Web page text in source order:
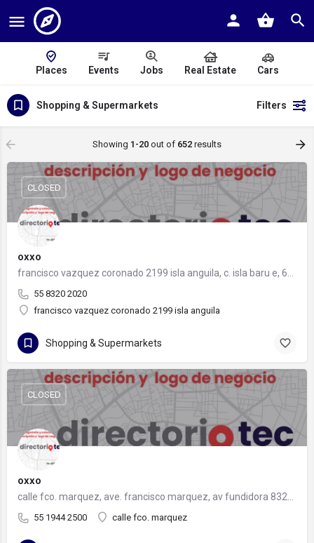
Places Events Jobs Real Estate Cars
Shopping & Supermarkets Filters
Showing 1-20 out of 652 results
oxxo
55 8320 2020
francisco vazquez coronado 2199 isla anguila
CLOSED
Shopping & Supermarkets
oxxo
55 1944 2500 calle fco. marquez
CLOSED